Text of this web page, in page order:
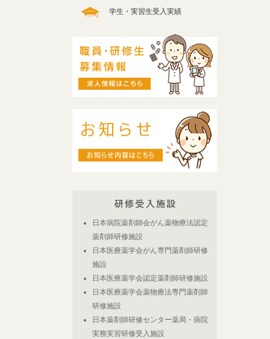
学生・実習生受入実績
日本病院薬剤師会がん薬物療法認定
薬剤師研修施設
日本医療薬学会がん専門薬剤師研修
施設
日本医療薬学会認定薬剤師研修施設
日本医療薬学会薬物療法専門薬剤師
研修施設
日本薬剤師研修センター薬局・病院
実務実習研修受入施設